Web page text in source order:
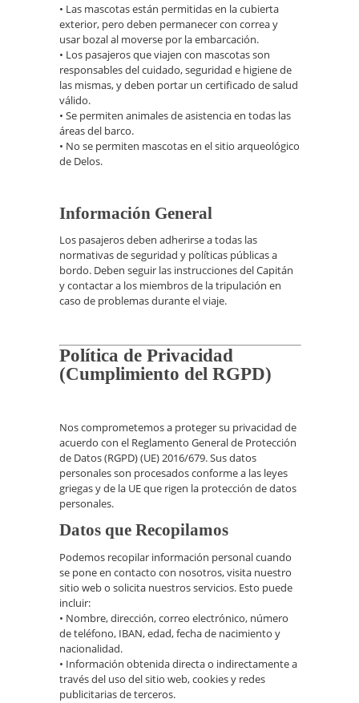
• Las mascotas están permitidas en la cubierta
exterior, pero deben permanecer con correa y
usar bozal al moverse por la embarcación.
• Los pasajeros que viajen con mascotas son
responsables del cuidado, seguridad e higiene de
las mismas, y deben portar un certificado de salud
válido.
• Se permiten animales de asistencia en todas las
áreas del barco.
• No se permiten mascotas en el sitio arqueológico
de Delos.
Información General
Los pasajeros deben adherirse a todas las
normativas de seguridad y políticas públicas a
bordo. Deben seguir las instrucciones del Capitán
y contactar a los miembros de la tripulación en
caso de problemas durante el viaje.
Política de Privacidad
(Cumplimiento del RGPD)
Nos comprometemos a proteger su privacidad de
acuerdo con el Reglamento General de Protección
de Datos (RGPD) (UE) 2016/679. Sus datos
personales son procesados conforme a las leyes
griegas y de la UE que rigen la protección de datos
personales.
Datos que Recopilamos
Podemos recopilar información personal cuando
se pone en contacto con nosotros, visita nuestro
sitio web o solicita nuestros servicios. Esto puede
incluir:
• Nombre, dirección, correo electrónico, número
de teléfono, IBAN, edad, fecha de nacimiento y
nacionalidad.
• Información obtenida directa o indirectamente a
través del uso del sitio web, cookies y redes
publicitarias de terceros.